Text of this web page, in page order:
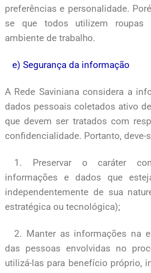
preferências e personalidade.
se que todos utilizem roupas
ambiente de trabalho.
e) Segurança da informação
A Rede Saviniana considera a
dados pessoais coletados ativo
que devem ser tratados com
confidencialidade. Portanto, deve-
1. Preservar o caráter
informações e dados que
independentemente de sua
estratégica ou tecnológica);
2. Manter as informações na
das pessoas envolvidas no
utilizá-las para benefício próprio,